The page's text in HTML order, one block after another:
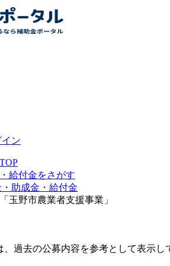
イン
給付金をさがす
助成金・給付金
玉野市農業者支援事業」
過去の公募内容を参考として表示し